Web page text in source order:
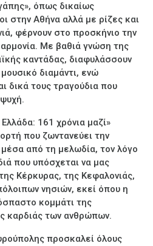
όπως δικαίως
στην Αθήνα αλλά με ρίζες και
φέρνουν στο προσκήνιο την
Με βαθιά γνώση της
καντάδας, διαφυλάσσουν
διαμάντι, ενώ
δικά τους τραγούδια που
161 χρόνια μαζί»
που ζωντανεύει την
από τη μελωδία, τον λόγο
που υπόσχεται να μας
Κέρκυρας, της Κεφαλονιάς,
νησιών, εκεί όπου η
κομμάτι της
καρδιάς των ανθρώπων.
προσκαλεί όλους